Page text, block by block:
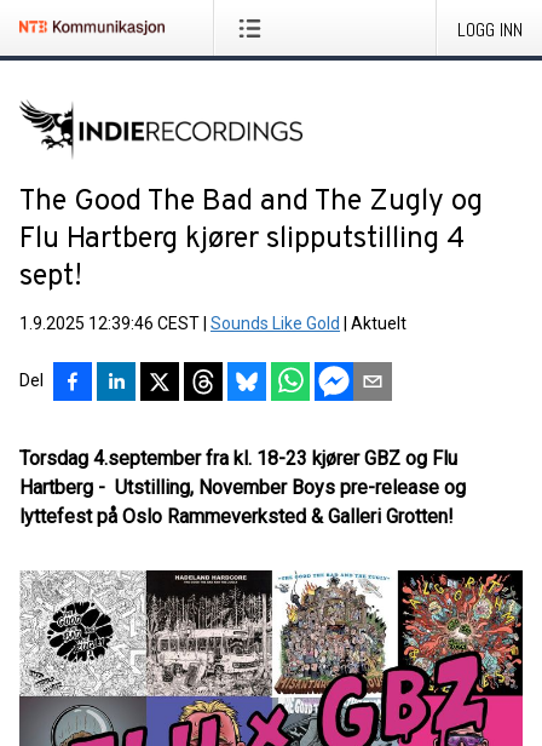
LOGG INN
The Good The Bad and The Zugly og
Flu Hartberg kjører slipputstilling 4
sept!
1.9.2025 12:39:46 CEST Sounds Like Gold Aktuelt
Del
Torsdag 4.september fra kl. 18-23 kjører GBZ og Flu
Hartberg - Utstilling, November Boys pre-release og
lyttefest på Oslo Rammeverksted & Galleri Grotten!